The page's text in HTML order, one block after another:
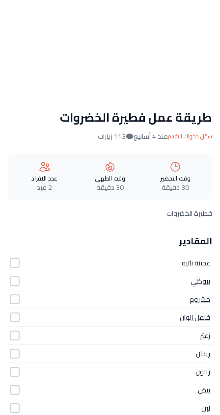
طريقة عمل فطيرة الخضروات
سجّل دخولك للتقييممنذ 4 أسابيع 113 زيارات
وقت التحضير
30 دقيقة
وقت الطهي
30 دقيقة
عدد الافراد
2 فرد
فطيرة الخضروات
المقادير
عجينة باتيه
بروكلي
مشروم
فلفل الوان
زعتر
ريحان
زيتون
بيض
لبن